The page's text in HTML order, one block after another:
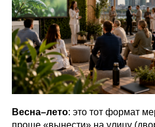
Весна–лето: это тот формат
проще «вынести» на улицу